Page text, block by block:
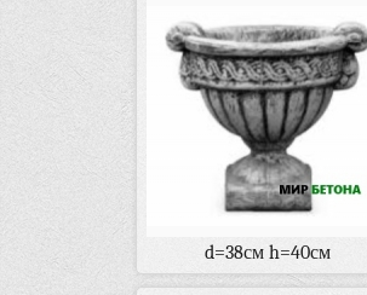
d=38см h=40см